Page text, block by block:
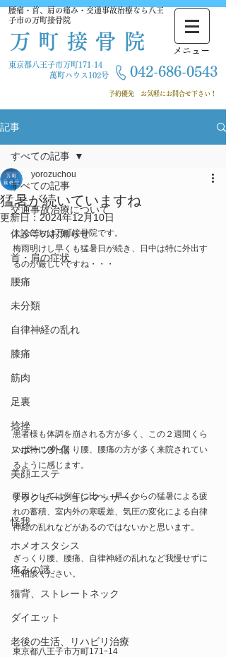
腰痛・首、肩の痛み・交通事故治療なら八王
子市の万町接骨院
万町接骨院 ​メニュー
東京都八王子市万町171-14
萬町ハウス102号
042-686-0543
​ 予約優先 お気軽にお問合せ下さい！
記事
すべての記事
交通事故治療について
休診等のお知らせ
首・肩の症状
腰痛
未分類
自律神経の乱れ
膝痛
筋肉
足裏
捻挫
スポーツ外傷
美顔エステ
リラクゼーションマッサージ
怪我
ホメオスタシス
痛みの謎
猫背、ストレートネック
ダイエット
老後の生活、リハビリ治療
すべての記事
猛暑が続いていますね
yorozuchou
更新日： 2024年12月10日
こんにちは万町接骨院です。
梅雨明けし早くも猛暑日が続き、日中は特に外出す
るのが厳しいですね・・・
患者様も体調を崩される方が多く、この２週間くら
いは特にぎっくり腰、腰痛の方が多く来院されてい
るように感じます。
要因としては例年に比べ、早くからの猛暑による疲
れの蓄積、室内外の寒暖差、気圧の変化による自律
神経の乱れなどがあるのではないかと思います。
ぎっくり腰、腰痛、自律神経の乱れなど我慢せずに
ご相談ください。
東京都八王子市万町171ｰ14